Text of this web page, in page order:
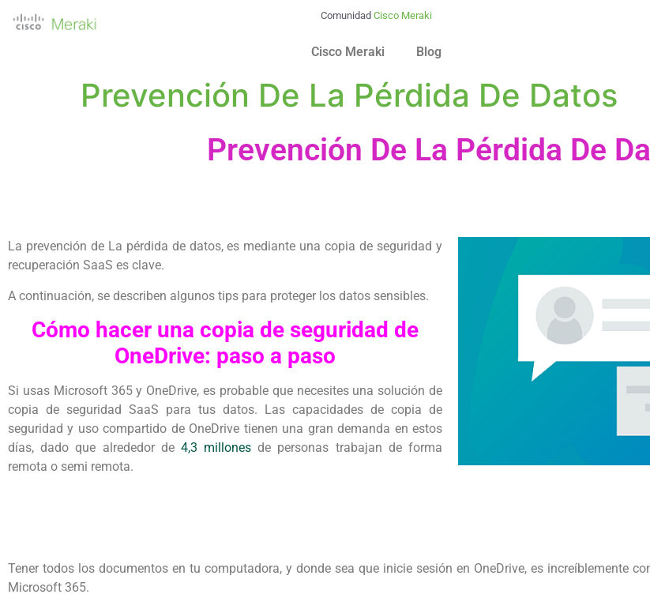
ComunidadCisco Meraki
Cisco Meraki Blog
Prevención De La Pérdida De Datos
Prevención De La Pérdida De
La prevención de La pérdida de datos, es mediante una copia de seguridad y
recuperación SaaS es clave.
A continuación, se describen algunos tips para proteger los datos sensibles.
Cómo hacer una copia de seguridad de
OneDrive: paso a paso
Si usas Microsoft 365 y OneDrive, es probable que necesites una solución de
copia de seguridad SaaS para tus datos. Las capacidades de copia de
seguridad y uso compartido de OneDrive tienen una gran demanda en estos
días, dado que alrededor de 4,3 millones de personas trabajan de forma
remota o semi remota.
Tener todos los documentos en tu computadora, y donde sea que inicie sesión en OneDrive, es increíblemente
Microsoft 365.